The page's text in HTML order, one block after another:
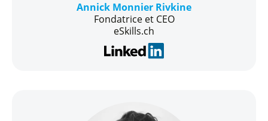
Annick Monnier Rivkine
Fondatrice et CEO
eSkills.ch